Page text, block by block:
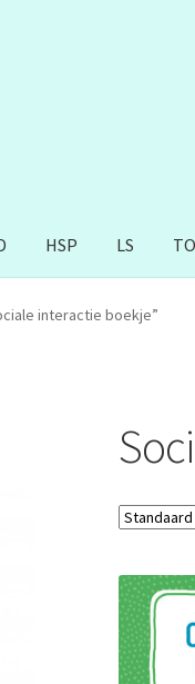
HSP LS
interactie boekje”